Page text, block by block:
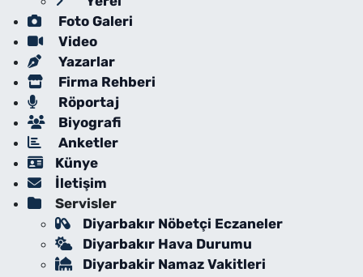
Foto Galeri
Video
Yazarlar
Firma Rehberi
Röportaj
Biyografi
Anketler
Künye
İletişim
Servisler
Diyarbakır Nöbetçi Eczaneler
Diyarbakır Hava Durumu
Diyarbakir Namaz Vakitleri